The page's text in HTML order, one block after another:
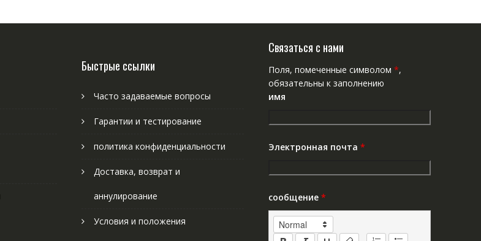
Быстрые ссылки
Часто задаваемые вопросы
Гарантии и тестирование
политика конфиденциальности
Доставка, возврат и
аннулирование
Условия и положения
Связаться с нами
Поля, помеченные символом *,
обязательны к заполнению
имя
Электронная почта *
сообщение *